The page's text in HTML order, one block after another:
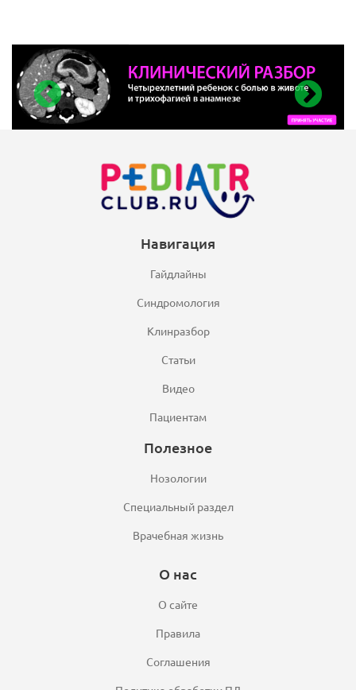
Навигация
Гайдлайны
Синдромология
Клинразбор
Статьи
Видео
Пациентам
Полезное
Нозологии
Специальный раздел
Врачебная жизнь
О нас
О сайте
Правила
Соглашения